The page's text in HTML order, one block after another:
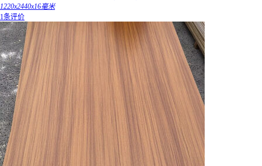
1220x2440x16毫米
1条评价